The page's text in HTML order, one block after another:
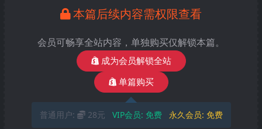
本篇后续内容需权限查看
会员可畅享全站内容，单独购买仅解锁本篇。
成为会员解锁全站
单篇购买
普通用户: 28元 VIP会员: 免费 永久会员: 免费